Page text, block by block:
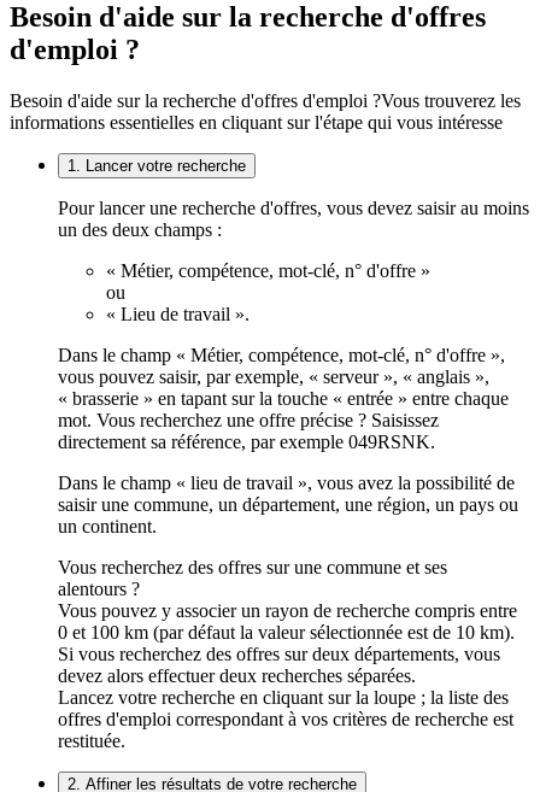
Besoin d'aide sur la recherche d'offres
d'emploi ?
Besoin d'aide sur la recherche d'offres d'emploi ?Vous trouverez les
informations essentielles en cliquant sur l'étape qui vous intéresse
1. Lancer votre recherche
Pour lancer une recherche d'offres, vous devez saisir au moins
un des deux champs :
« Métier, compétence, mot-clé, n° d'offre »
ou
« Lieu de travail ».
Dans le champ « Métier, compétence, mot-clé, n° d'offre »,
vous pouvez saisir, par exemple, « serveur », « anglais »,
« brasserie » en tapant sur la touche « entrée » entre chaque
mot. Vous recherchez une offre précise ? Saisissez
directement sa référence, par exemple 049RSNK.
Dans le champ « lieu de travail », vous avez la possibilité de
saisir une commune, un département, une région, un pays ou
un continent.
Vous recherchez des offres sur une commune et ses
alentours ?
Vous pouvez y associer un rayon de recherche compris entre
0 et 100 km (par défaut la valeur sélectionnée est de 10 km).
Si vous recherchez des offres sur deux départements, vous
devez alors effectuer deux recherches séparées.
Lancez votre recherche en cliquant sur la loupe ; la liste des
offres d'emploi correspondant à vos critères de recherche est
restituée.
2. Affiner les résultats de votre recherche